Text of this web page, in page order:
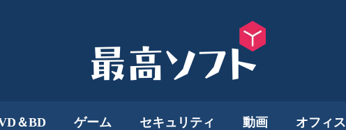
＆BD ゲーム セキュリティ 動画 オフィス